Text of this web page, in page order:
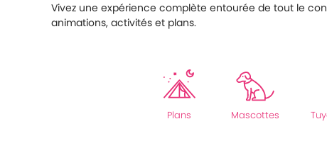
Vivez une expérience complète entourée de tout le
animations, activités et plans.
Plans Mascottes